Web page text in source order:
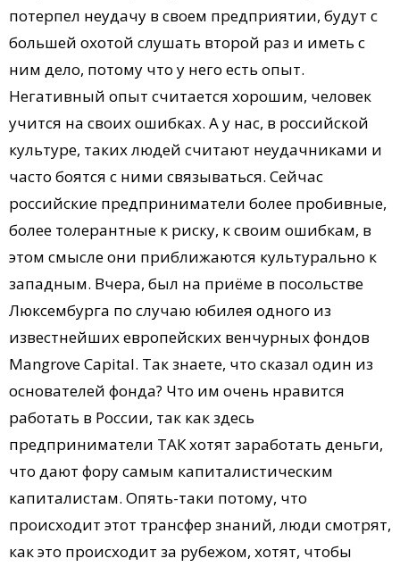
потерпел неудачу в своем предприятии, будут с
большей охотой слушать второй раз и иметь с
ним дело, потому что у него есть опыт.
Негативный опыт считается хорошим, человек
учится на своих ошибках. А у нас, в российской
культуре, таких людей считают неудачниками и
часто боятся с ними связываться. Сейчас
российские предприниматели более пробивные,
более толерантные к риску, к своим ошибкам, в
этом смысле они приближаются культурально к
западным. Вчера, был на приёме в посольстве
Люксембурга по случаю юбилея одного из
известнейших европейских венчурных фондов
Mangrove Capital. Так знаете, что сказал один из
основателей фонда? Что им очень нравится
работать в России, так как здесь
предприниматели ТАК хотят заработать деньги,
что дают фору самым капиталистическим
капиталистам. Опять-таки потому, что
происходит этот трансфер знаний, люди смотрят,
как это происходит за рубежом, хотят, чтобы